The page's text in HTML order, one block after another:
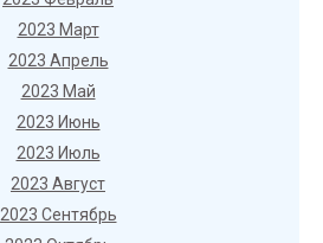
2023 Март
2023 Апрель
2023 Май
2023 Июнь
2023 Июль
2023 Август
2023 Сентябрь